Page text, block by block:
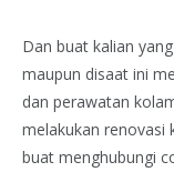
Dan buat kalian
maupun disaat ini
dan perawatan
melakukan renovasi
buat menghubungi